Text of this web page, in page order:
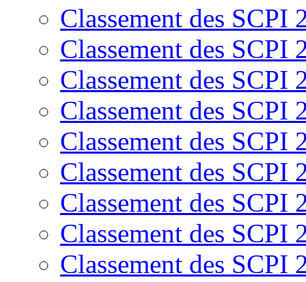
Classement des SCPI
Classement des SCPI
Classement des SCPI
Classement des SCPI
Classement des SCPI
Classement des SCPI
Classement des SCPI
Classement des SCPI
Classement des SCPI